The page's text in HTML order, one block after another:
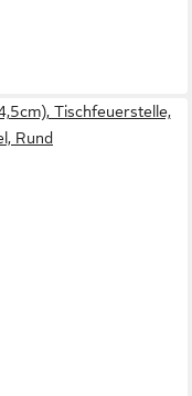
Tischfeuerstelle,
Rund